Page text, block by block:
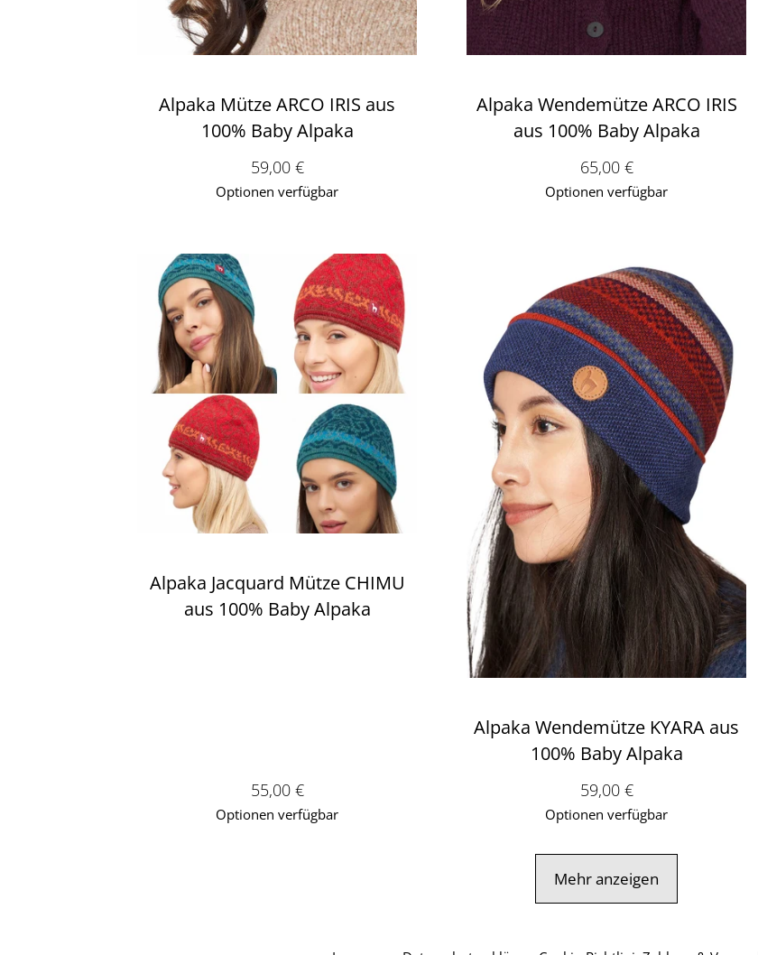
Alpaka Mütze ARCO IRIS aus
100% Baby Alpaka
Verkaufspreis: 59,00 €
59,00 €
Optionen verfügbar
Alpaka Wendemütze ARCO IRIS
aus 100% Baby Alpaka
Verkaufspreis: 65,00 €
65,00 €
Optionen verfügbar
Alpaka Jacquard Mütze CHIMU
aus 100% Baby Alpaka
Verkaufspreis: 55,00 €
55,00 €
Optionen verfügbar
Alpaka Wendemütze KYARA aus
100% Baby Alpaka
Verkaufspreis: 59,00 €
59,00 €
Optionen verfügbar
Mehr anzeigen